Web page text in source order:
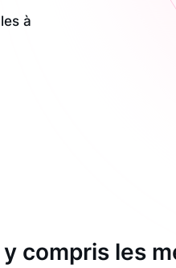
à
compris les